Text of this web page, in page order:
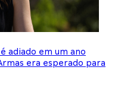
adiado em um ano
era esperado para